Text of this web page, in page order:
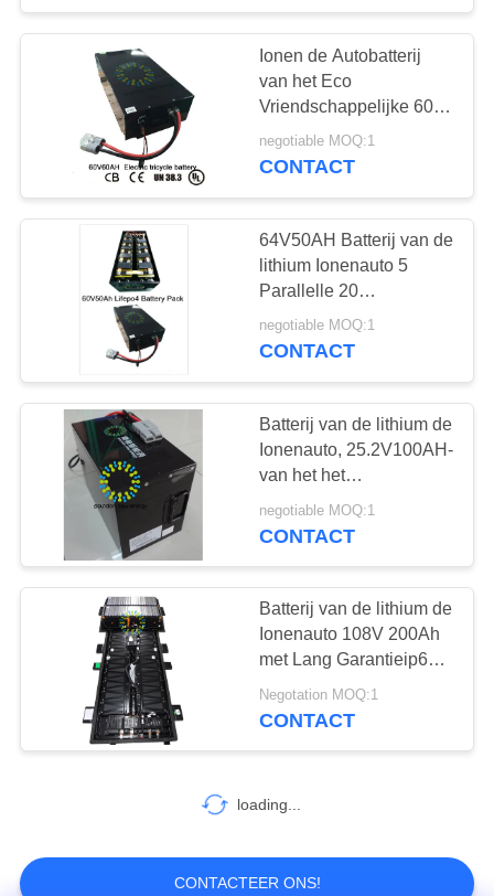
Elektrisch
voertuigbatterijen
Elektrische
Vrachtwagenbatterij
37
Batterijverwisselkas
18
ESS-batterij
Ionen de Autobatterij
van het Eco
Vriendschappelijke 60V
60Ah Lithium met
Slimme BMS en Snelle
negotiable MOQ:1
CONTACT
64V50AH Batterij van de
lithium Ionenauto 5
Parallelle 20
Reeksenconfiguratie
voor Elektrische
negotiable MOQ:1
CONTACT
Batterij van de lithium de
Ionenauto, 25.2V100AH-
van het het
Polymeerlithium van Li
de Batterijvervanging
negotiable MOQ:1
CONTACT
Batterij van de lithium de
Ionenauto 108V 200Ah
met Lang Garantieip67
Ce ROHS MSDS
Negotation MOQ:1
CONTACT
loading...
CONTACTEER ONS!